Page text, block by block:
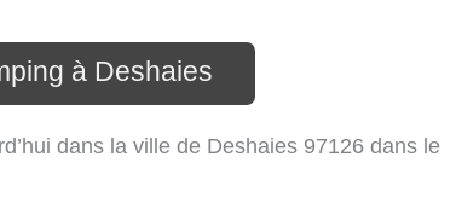
à Deshaies
dans la ville de Deshaies 97126 dans le